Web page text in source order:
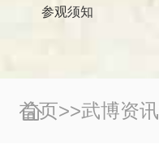
参观须知
首页>>武博资讯